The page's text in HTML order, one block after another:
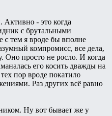
- это когда
с брутальными
тем я вроде бы вполне
компромисс, все дела,
Оно просто не росло. И когда
его косить дважды на
пор вроде покатило
Раз других всё равно
Ну вот бывает же у